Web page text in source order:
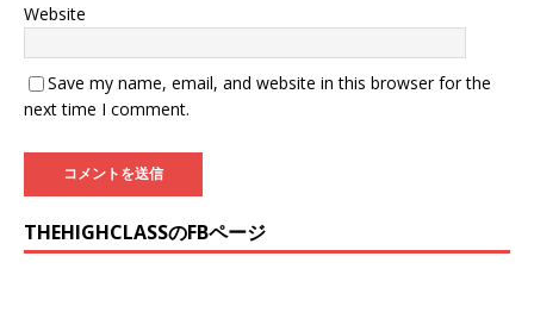
Website
Save my name, email, and website in this browser for the
next time I comment.
THEHIGHCLASSのFBページ